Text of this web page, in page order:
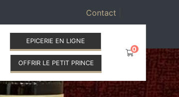
Contact
EPICERIE EN LIGNE
OFFRIR LE PETIT PRINCE
0